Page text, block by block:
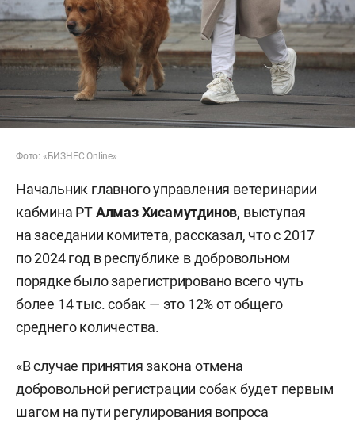
Фото: «БИЗНЕС Online»
Начальник главного управления ветеринарии
кабмина РТАлмаз Хисамутдинов, выступая
на заседании комитета, рассказал, что с 2017
по 2024 год в республике в добровольном
порядке было зарегистрировано всего чуть
более 14 тыс. собак — это 12% от общего
среднего количества.
«В случае принятия закона отмена
добровольной регистрации собак будет первым
шагом на пути регулирования вопроса